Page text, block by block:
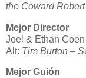
the Coward
Mejor Director
Joel & Ethan Coen
Alt: Tim Burton –
Mejor Guión